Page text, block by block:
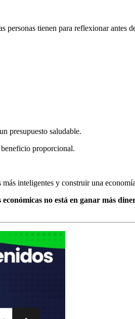
tienen para reflexionar antes
presupuesto saludable.
proporcional.
inteligentes y construir una
no está en ganar más